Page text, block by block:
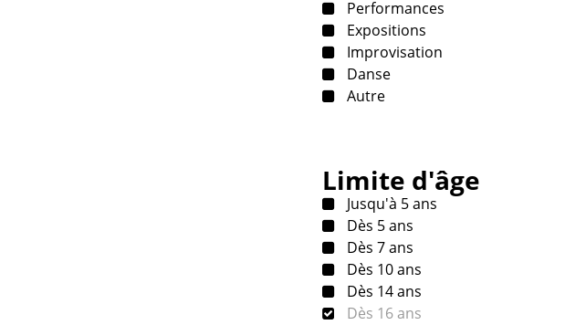
Performances
Expositions
Improvisation
Danse
Autre
Limite d'âge
Jusqu'à 5 ans
Dès 5 ans
Dès 7 ans
Dès 10 ans
Dès 14 ans
Dès 16 ans